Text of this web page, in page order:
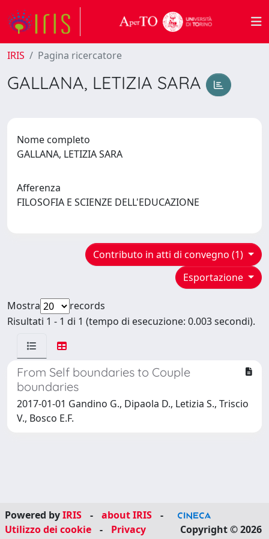
IRIS Pagina ricercatore
GALLANA, LETIZIA SARA
Nome completo
GALLANA, LETIZIA SARA
Afferenza
FILOSOFIA E SCIENZE DELL'EDUCAZIONE
Contributo in atti di convegno (1)
Esportazione
Mostra
records
Risultati 1 - 1 di 1 (tempo di esecuzione: 0.003 secondi).
From Self boundaries to Couple
boundaries
2017-01-01 Gandino G., Dipaola D., Letizia S., Triscio
V., Bosco E.F.
Powered byIRIS - about IRIS
-
Utilizzo dei cookie
- Privacy Copyright © 2026